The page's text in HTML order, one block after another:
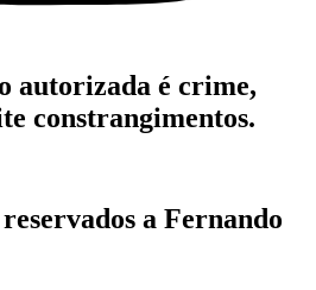
autorizada é crime,
constrangimentos.
a Fernando